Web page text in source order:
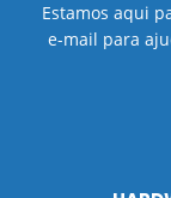
Estamos aqui
e-mail para